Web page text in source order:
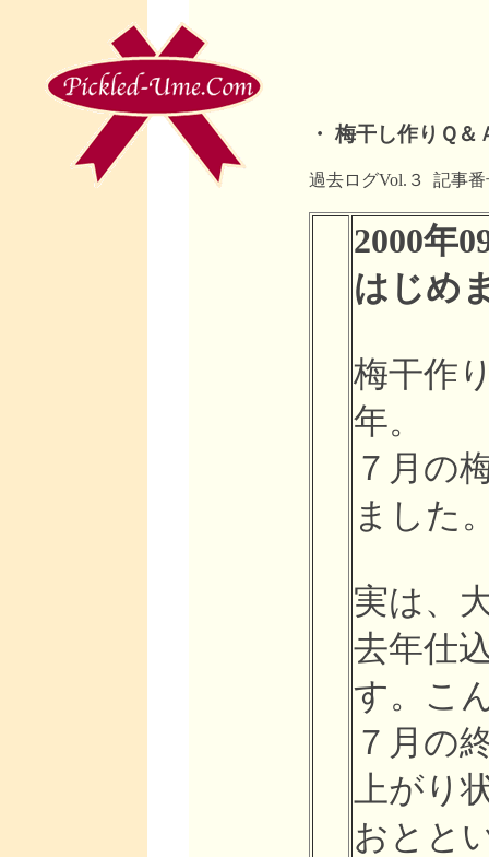
・ 梅干し作りＱ＆
過去ログVol.３ 記事
2000年
はじめ
梅干作
年。
７月の
ました
実は、
去年仕
す。こ
７月の
上がり
おとと